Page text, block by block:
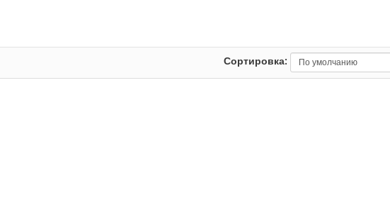
Сортировка: